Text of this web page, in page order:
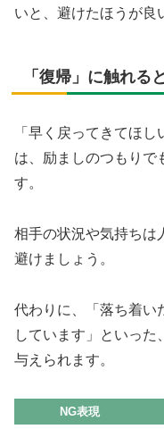
いと、避けたほうが良
「復帰」に触れる
「早く戻ってきてほ
は、励ましのつもりで
す。
相手の状況や気持ちは
避けましょう。
代わりに、「落ち着い
しています」といった
与えられます。
NG表現